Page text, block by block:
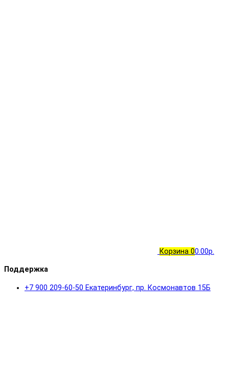
Корзина 00.00р.
Поддержка
+7 900 209-60-50 Екатеринбург, пр. Космонавтов 15Б